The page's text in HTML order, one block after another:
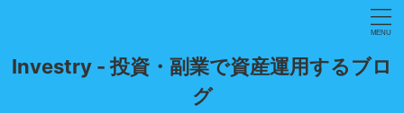
Investry - 投資・副業で資産運用するブロ
グ